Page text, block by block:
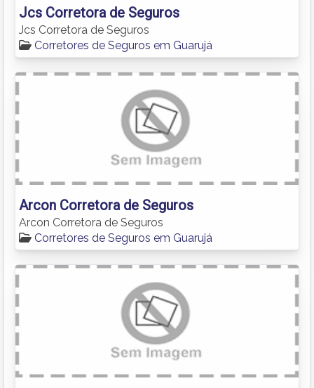
Jcs Corretora de Seguros
Jcs Corretora de Seguros
Corretores de Seguros em Guarujá
Arcon Corretora de Seguros
Arcon Corretora de Seguros
Corretores de Seguros em Guarujá